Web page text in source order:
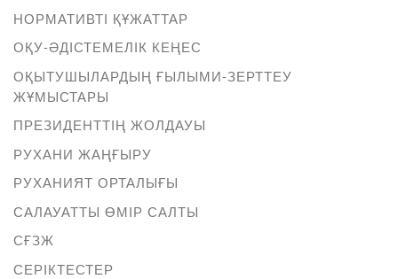
НОРМАТИВТІ ҚҰЖАТТАР
ОҚУ-ӘДІСТЕМЕЛІК КЕҢЕС
ОҚЫТУШЫЛАРДЫҢ ҒЫЛЫМИ-ЗЕРТТЕУ
ЖҰМЫСТАРЫ
ПРЕЗИДЕНТТІҢ ЖОЛДАУЫ
РУХАНИ ЖАҢҒЫРУ
РУХАНИЯТ ОРТАЛЫҒЫ
САЛАУАТТЫ ӨМІР САЛТЫ
СҒЗЖ
СЕРІКТЕСТЕР